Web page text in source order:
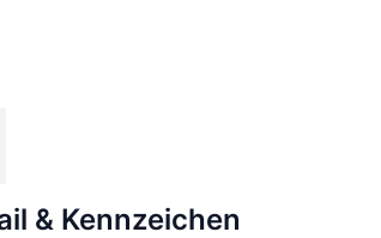
& Kennzeichen